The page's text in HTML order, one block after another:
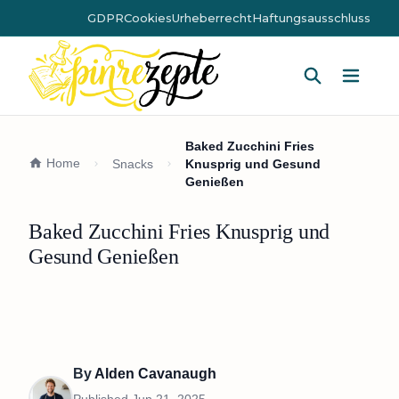
GDPRCookiesUrheberrechtHaftungsausschluss
Home Snacks
Baked Zucchini Fries
Knusprig und Gesund
Genießen
Baked Zucchini Fries Knusprig und
Gesund Genießen
ByAlden Cavanaugh